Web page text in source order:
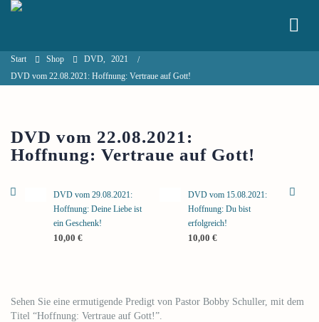
Start Shop DVD,
2021
DVD vom 22.08.2021: Hoffnung: Vertraue auf Gott!
DVD vom 22.08.2021:
Hoffnung: Vertraue auf Gott!
DVD vom 29.08.2021:
Hoffnung: Deine Liebe ist
ein Geschenk!
10,00 €
DVD vom 15.08.2021:
Hoffnung: Du bist
erfolgreich!
10,00 €
Sehen Sie eine ermutigende Predigt von Pastor Bobby Schuller, mit dem
Titel “Hoffnung: Vertraue auf Gott!”.